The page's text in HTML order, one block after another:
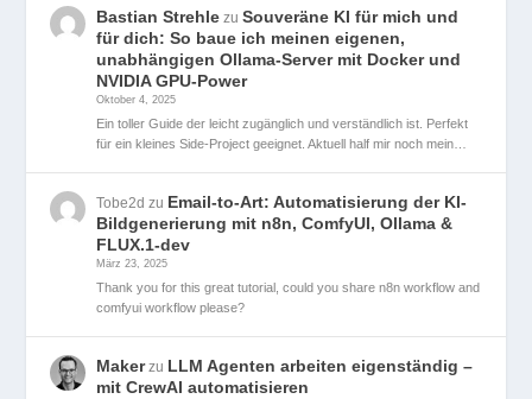
Bastian Strehle zuSouveräne KI für mich und
für dich: So baue ich meinen eigenen,
unabhängigen Ollama-Server mit Docker und
NVIDIA GPU-Power
Oktober 4, 2025
Ein toller Guide der leicht zugänglich und verständlich ist. Perfekt
für ein kleines Side-Project geeignet. Aktuell half mir noch mein…
Tobe2d zu Email-to-Art: Automatisierung der KI-
Bildgenerierung mit n8n, ComfyUI, Ollama &
FLUX.1-dev
März 23, 2025
Thank you for this great tutorial, could you share n8n workflow and
comfyui workflow please?
Makerzu LLM Agenten arbeiten eigenständig –
mit CrewAI automatisieren